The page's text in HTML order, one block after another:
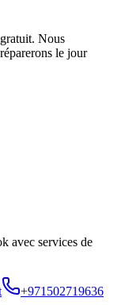
Nous
le jour
avec services de
+971502719636